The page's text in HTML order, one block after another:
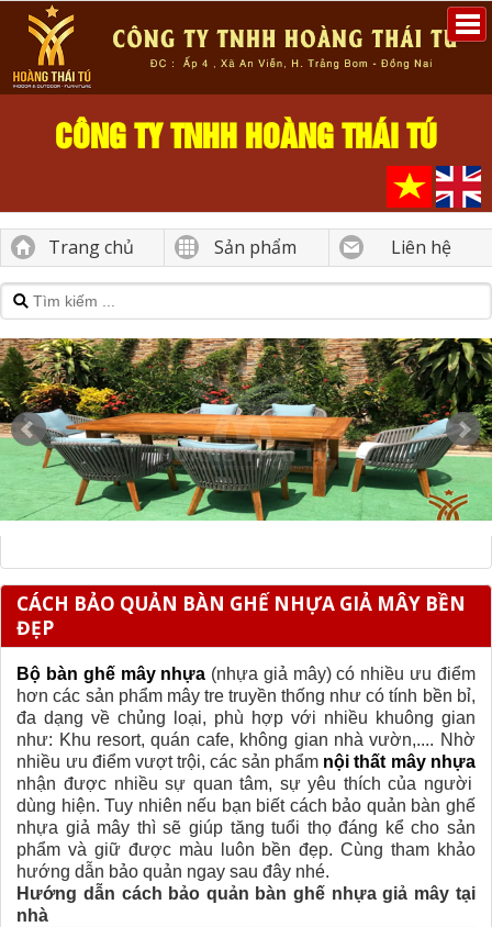
CÔNG TY TNHH HOÀNG THÁI TÚ
Trang chủ Sản phẩm Liên hệ
CÁCH BẢO QUẢN BÀN GHẾ NHỰA GIẢ MÂY BỀN
ĐẸP
Bộ bàn ghế mây nhựa (nhựa giả mây) có nhiều ưu điểm
hơn các sản phẩm mây tre truyền thống như có tính bền bỉ,
đa dạng về chủng loại, phù hợp với nhiều khuông gian
như: Khu resort, quán cafe, không gian nhà vườn,.... Nhờ
nhiều ưu điểm vượt trội, các sản phẩm nội thất mây nhựa
nhận được nhiều sự quan tâm, sự yêu thích của người
dùng hiện. Tuy nhiên nếu bạn biết cách bảo quản bàn ghế
nhựa giả mây thì sẽ giúp tăng tuổi thọ đáng kể cho sản
phẩm và giữ được màu luôn bền đẹp. Cùng tham khảo
hướng dẫn bảo quản ngay sau đây nhé.
Hướng dẫn cách bảo quản bàn ghế nhựa giả mây tại
nhà